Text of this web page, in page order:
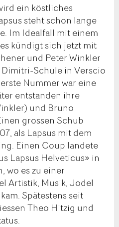
ein köstliches
steht schon lange
Im Idealfall mit einem
kündigt sich jetzt mit
und Peter Winkler
Dimitri-Schule in Verscio
Nummer war eine
entstanden ihre
und Bruno
grossen Schub
als Lapsus mit dem
Einen Coup landete
Lapsus Helveticus» in
wo es zu einer
Artistik, Musik, Jodel
Spätestens seit
Theo Hitzig und